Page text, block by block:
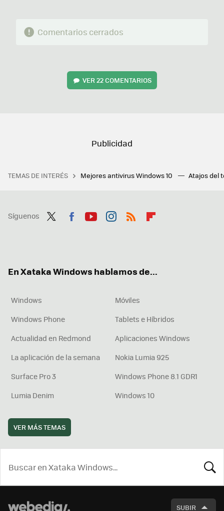
Comentarios cerrados
VER22 COMENTARIOS
TEMAS DE INTERÉS Mejores antivirus Windows 10 Atajos del
Síguenos
En Xataka Windows hablamos de...
Windows
Móviles
Windows Phone
Tablets e Híbridos
Actualidad en Redmond
Aplicaciones Windows
La aplicación de la semana
Nokia Lumia 925
Surface Pro 3
Windows Phone 8.1 GDR1
Lumia Denim
Windows 10
VER MÁS TEMAS
SUBIR